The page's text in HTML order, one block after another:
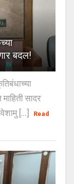
बदल!
सादर
[...]
Read